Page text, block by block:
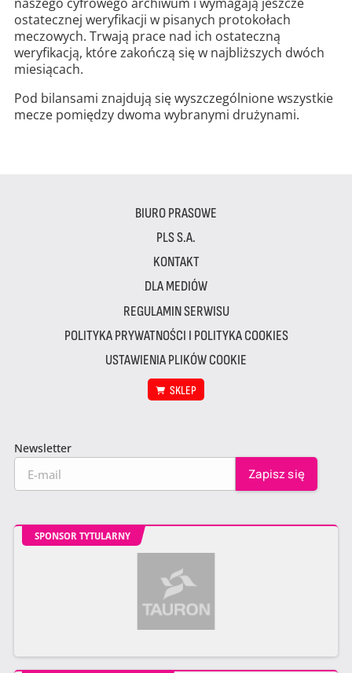
ostatecznej weryfikacji w pisanych protokołach
meczowych. Trwają prace nad ich ostateczną
weryfikacją, które zakończą się w najbliższych dwóch
miesiącach.
Pod bilansami znajdują się wyszczególnione wszystkie
mecze pomiędzy dwoma wybranymi drużynami.
BIURO PRASOWE
PLS S.A.
KONTAKT
DLA MEDIÓW
REGULAMIN SERWISU
POLITYKA PRYWATNOŚCI I POLITYKA COOKIES
USTAWIENIA PLIKÓW COOKIE
SKLEP
Newsletter
SPONSOR TYTULARNY